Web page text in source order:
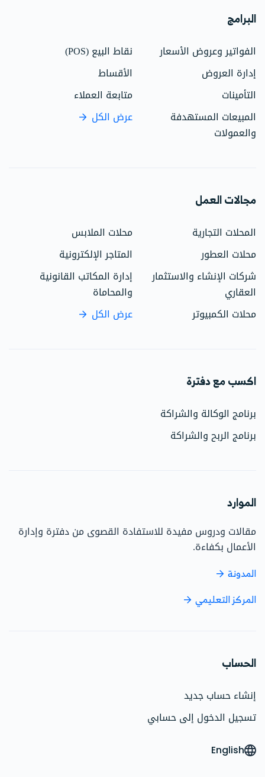
البرامج
الفواتير وعروض الأسعار
نقاط البيع (POS)
إدارة العروض
الأقساط
التأمينات
متابعة العملاء
المبيعات المستهدفة
والعمولات
عرض الكل
مجالات العمل
المحلات التجارية
محلات الملابس
محلات العطور
المتاجر الإلكترونية
شركات الإنشاء والاستثمار
العقاري
إدارة المكاتب القانونية
والمحاماة
محلات الكمبيوتر
عرض الكل
اكسب مع دفترة
برنامج الوكالة والشراكة
برنامج الربح والشراكة
الموارد
مقالات ودروس مفيدة للاستفادة القصوى من دفترة وإدارة
الأعمال بكفاءة.
المدونة
المركز التعليمي
الحساب
إنشاء حساب جديد
تسجيل الدخول إلى حسابي
English